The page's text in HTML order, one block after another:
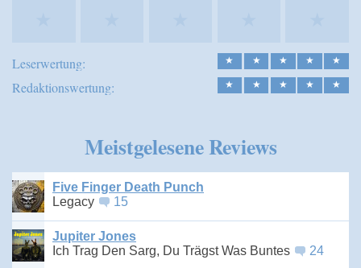
Leserwertung: ★ ★ ★ ★ ★
Redaktionswertung: ★ ★ ★ ★ ★
Meistgelesene Reviews
Five Finger Death Punch
Legacy
15
Jupiter Jones
Ich Trag Den Sarg, Du Trägst Was Buntes
24